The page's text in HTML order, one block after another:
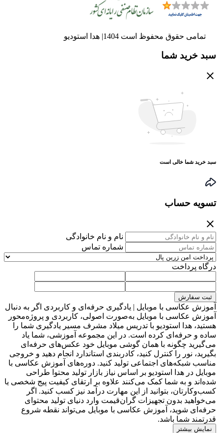
تمامی حقوق محفوظ است 1404| هدا استودیو
سبد خرید شما
سبد خرید شما خالی است
تسویه حساب
نام و نام خانوادگی
شماره تماس
درگاه پرداخت
ثبت سفارش
آموزش عکاسی با موبایل | یادگیری حرفه‌ای و کاربردی اگر به دنبال
آموزش عکاسی با موبایل به‌صورت اصولی، کاربردی و پروژه‌محور
هستید، هدا استودیو با تدریس میلاد مشرف مسیر یادگیری شما را
ساده و حرفه‌ای کرده است. در این مجموعه آموزشی، شما یاد
می‌گیرید چگونه با همان گوشی موبایل خود عکس‌های حرفه‌ای
بگیرید، نور را کنترل کنید، کادربندی استاندارد انجام دهید و خروجی
مناسب شبکه‌های اجتماعی تولید کنید. دوره‌های آموزش عکاسی با
موبایل در هدا استودیو بر اساس نیاز بازار تولید محتوا طراحی
شده‌اند و به شما کمک می‌کنند علاوه بر ارتقای کیفیت پیج شخصی یا
کسب‌وکارتان، بتوانید از این مهارت درآمد نیز کسب کنید. اگر
می‌خواهید بدون تجهیزات گران‌قیمت وارد دنیای تولید محتوای
حرفه‌ای شوید، آموزش عکاسی با موبایل می‌تواند نقطه شروع
قدرتمند شما باشد.
نمایش بیشتر